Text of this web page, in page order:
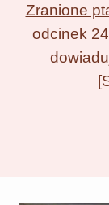
Zranione
odcinek